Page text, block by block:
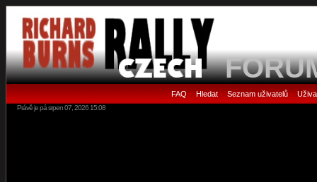
FAQ • Hledat• Seznam uživatelů•
Právě je pá srpen 07, 2026 15:08